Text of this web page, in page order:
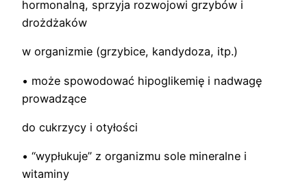
hormonalną, sprzyja rozwojowi grzybów i
drożdżaków
w organizmie (grzybice, kandydoza, itp.)
• może spowodować hipoglikemię i nadwagę
prowadzące
do cukrzycy i otyłości
• “wypłukuje” z organizmu sole mineralne i
witaminy